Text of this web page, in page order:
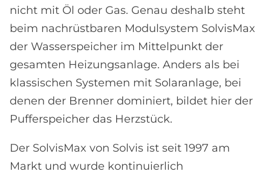
nicht mit Öl oder Gas. Genau deshalb steht
beim nachrüstbaren Modulsystem SolvisMax
der Wasserspeicher im Mittelpunkt der
gesamten Heizungsanlage. Anders als bei
klassischen Systemen mit Solaranlage, bei
denen der Brenner dominiert, bildet hier der
Pufferspeicher das Herzstück.
Der SolvisMax von Solvis ist seit 1997 am
Markt und wurde kontinuierlich